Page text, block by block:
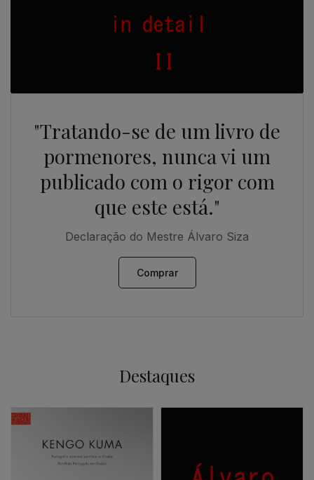
"Tratando-se de um livro de
pormenores, nunca vi um
publicado com o rigor com
que este está."
Declaração do Mestre Álvaro Siza
Comprar
Destaques